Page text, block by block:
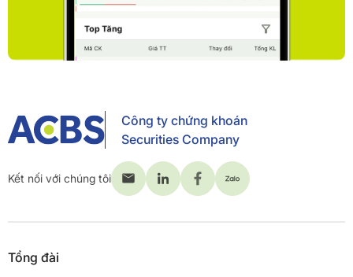
Công ty chứng khoán
Securities Company
Kết nối với chúng tôi
Tổng đài